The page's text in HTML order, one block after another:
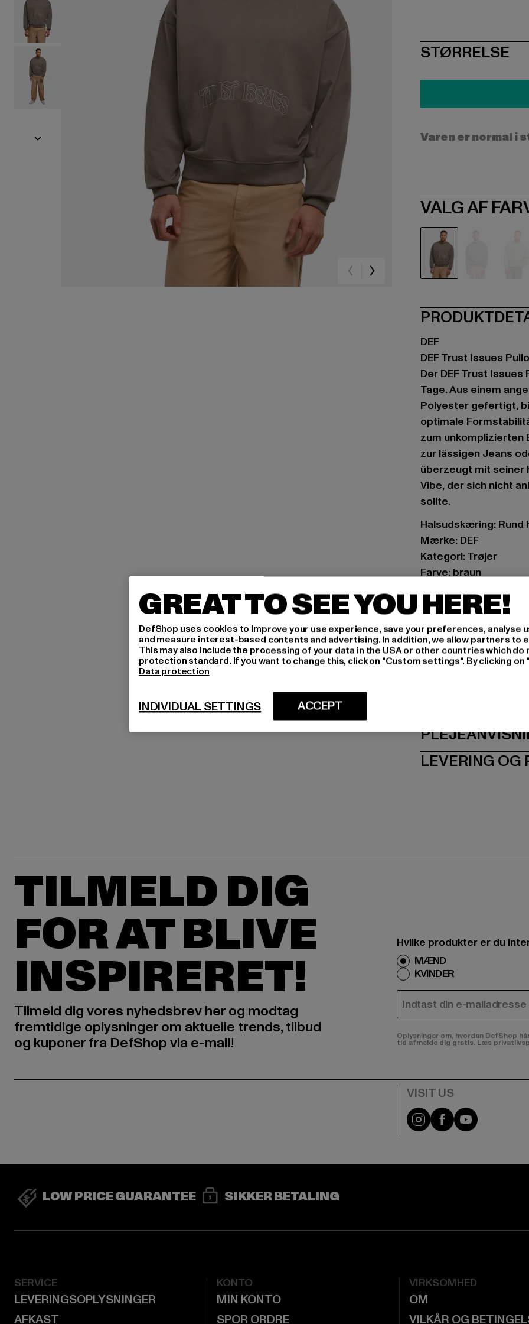
SIZE
STØRRELSE
Varen er normal i
VALG AF
DEF
DEF Trust Issues
Der DEF Trust
Tage. Aus einem
Polyester gefertigt,
optimale
zum unkomplizierten
zur lässigen Jeans
überzeugt mit seiner
Vibe, der sich nicht
sollte.
Halsudskæring: Rund
Mærke: DEF
Kategori: Trøjer
Farve: braun
Producent: TB
Dr.-Robert-Murjahn-
LEVERING OG
TILMELD DIG
FOR AT BLIVE
INSPIRERET!
Tilmeld dig vores nyhedsbrev her og modtag
fremtidige oplysninger om aktuelle trends, tilbud
og kuponer fra DefShop via e-mail!
Hvilke produkter er du
MÆND
KVINDER
E-MAIL
Oplysninger om, hvordan DefShop
tid afmelde dig gratis. Læs
Visit our Instagram
Visit ourVisit our
LOW PRICE GUARANTEE SIKKER BETALING
SERVICE
LEVERINGSOPLYSNINGER
AFKAST
KONTO
MIN KONTO
SPOR ORDRE
VIRKSOMHED
OM
VILKÅR OG
GREAT TO SEE YOU HERE!
DefShop uses cookies to improve your use experience, save your preferences, analyse
and measure interest-based contents and advertising. In addition, we allow partners to
This may also include the processing of your data in the USA or other countries which do
protection standard. If you want to change this, click on "Custom settings". By clicking
Data protection
ACCEPT
INDIVIDUAL SETTINGS